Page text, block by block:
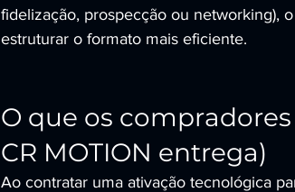
fidelização, prospecção ou networking),
estruturar o formato mais eficiente.
O que os
CR MOTION entrega)
Ao contratar uma ativação tecnológica